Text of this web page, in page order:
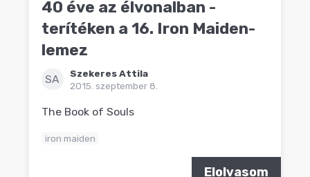
40 éve az élvonalban -
terítéken a 16. Iron Maiden-
lemez
SA
Szekeres Attila
2015. szeptember 8.
The Book of Souls
iron maiden
Elolvasom